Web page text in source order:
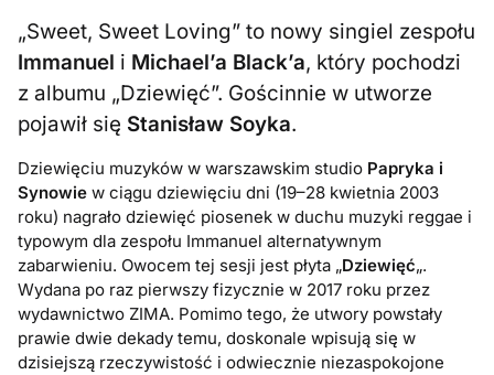
„Sweet, Sweet Loving” to nowy singiel zespołu
Immanuel i Michael’a Black’a, który pochodzi
z albumu „Dziewięć”. Gościnnie w utworze
pojawił się Stanisław Soyka.
Dziewięciu muzyków w warszawskim studio Papryka i
Synowie w ciągu dziewięciu dni (19–28 kwietnia 2003
roku) nagrało dziewięć piosenek w duchu muzyki reggae i
typowym dla zespołu Immanuel alternatywnym
zabarwieniu. Owocem tej sesji jest płyta „Dziewięć„.
Wydana po raz pierwszy fizycznie w 2017 roku przez
wydawnictwo ZIMA. Pomimo tego, że utwory powstały
prawie dwie dekady temu, doskonale wpisują się w
dzisiejszą rzeczywistość i odwiecznie niezaspokojone